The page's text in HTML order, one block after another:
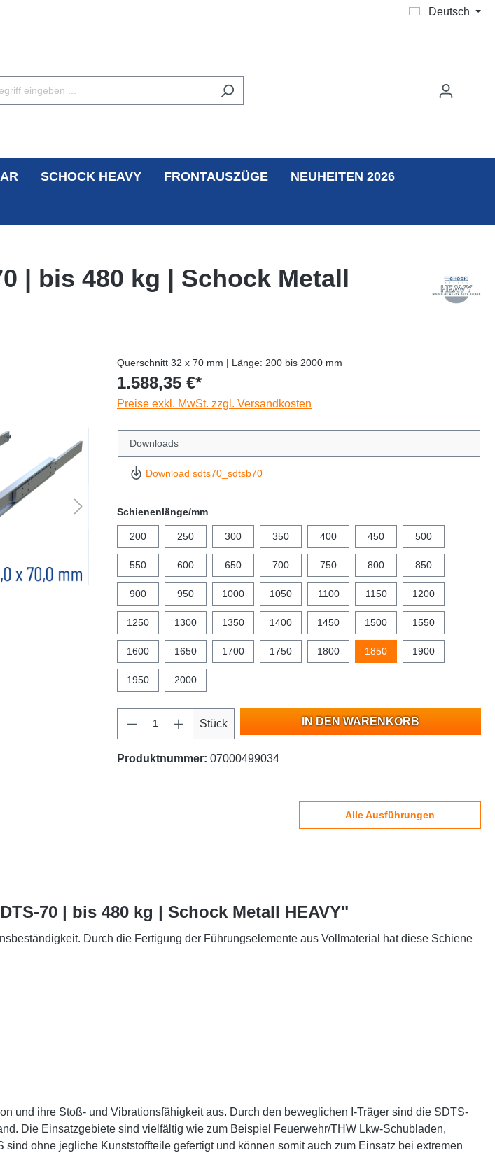
Deutsch
SCHOCK HEAVY FRONTAUSZÜGE NEUHEITEN 2026
| bis 480 kg | Schock Metall
Querschnitt 32 x 70 mm | Länge: 200 bis 2000 mm
1.588,35 €*
Preise exkl. MwSt. zzgl. Versandkosten
Downloads
Download sdts70_sdtsb70
Schienenlänge/mm
200 250 300 350 400 450 500
550 600 650 700 750 800 850
900 950 1000 1050 1100 1150 1200
1250 1300 1350 1400 1450 1500 1550
1600 1650 1700 1750 1800 1850 1900
1950 2000
Stück IN DEN WARENKORB
Produktnummer: 07000499034
Alle Ausführungen
70 | bis 480 kg | Schock Metall HEAVY"
Durch die Fertigung der Führungselemente aus Vollmaterial hat diese Schiene
und ihre Stoß- und Vibrationsfähigkeit aus. Durch den beweglichen I-Träger sind die SDTS-
Die Einsatzgebiete sind vielfältig wie zum Beispiel Feuerwehr/THW Lkw-Schubladen,
ohne jegliche Kunststoffteile gefertigt und können somit auch zum Einsatz bei extremen